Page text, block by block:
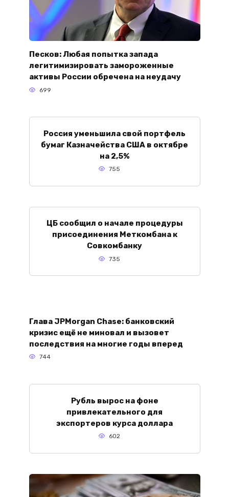
Песков: Любая попытка запада
легитимизировать замороженные
активы России обречена на неудачу
699
Россия уменьшила свой портфель
бумаг Казначейства США в октябре
на 2,5%
755
ЦБ сообщил о начале процедуры
присоединения Меткомбана к
Совкомбанку
735
Глава JPMorgan Chase: банковский
кризис ещё не миновал и вызовет
последствия на многие годы вперед
744
Рубль вырос на фоне
привлекательного для
экспортеров курса доллара
602